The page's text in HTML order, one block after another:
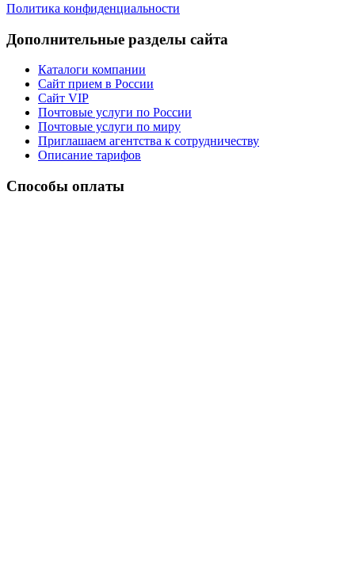
Политика конфиденциальности
Дополнительные разделы сайта
Каталоги компании
Сайт прием в России
Сайт VIP
Почтовые услуги по России
Почтовые услуги по миру
Приглашаем агентства к сотрудничеству
Описание тарифов
Способы оплаты